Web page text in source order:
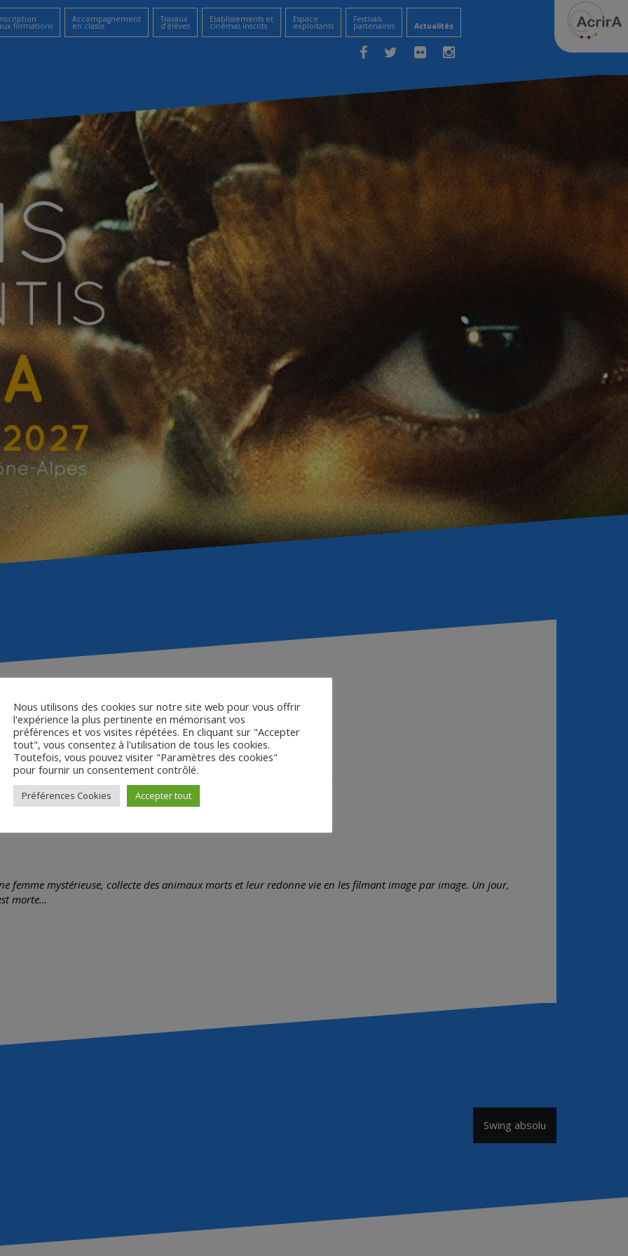
formations
Accompagnement
en classe
Travaux
d’élèves
Etablissements et
cinémas inscrits
Espace
exploitants
Festivals
partenaires Actualités
Living Still Life
Mandico
/ DCP
femme mystérieuse, collecte des animaux morts et leur redonne vie en les filmant image par image. Un jour,
morte…
Swing absolu
Nous utilisons des cookies sur notre site web pour vous offrir
l'expérience la plus pertinente en mémorisant vos
préférences et vos visites répétées. En cliquant sur "Accepter
tout", vous consentez à l'utilisation de tous les cookies.
Toutefois, vous pouvez visiter "Paramètres des cookies"
pour fournir un consentement contrôlé.
Préférences Cookies Accepter tout